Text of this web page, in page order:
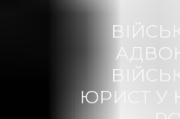
ЮРИСТ У